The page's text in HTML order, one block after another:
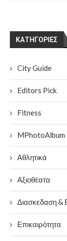
KΑΤΗΓΟΡΊΕΣ
City Guide
Editors Pick
Fitness
MPhotoAlbum
Αθλητικά
Αξιοθέατα
Διασκεδαση &
Επικαιρότητα